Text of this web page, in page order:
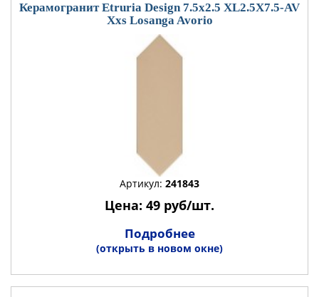
Керамогранит Etruria Design 7.5x2.5 XL2.5X7.5-AV
Xxs Losanga Avorio
Артикул: 241843
Цена: 49 руб/шт.
Подробнее
(открыть в новом окне)